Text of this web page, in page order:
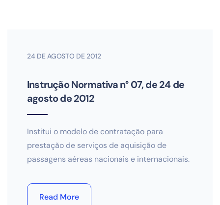
24 DE AGOSTO DE 2012
Instrução Normativa n° 07, de 24 de
agosto de 2012
Institui o modelo de contratação para
prestação de serviços de aquisição de
passagens aéreas nacionais e internacionais.
Read More